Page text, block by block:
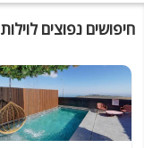
חיפושים נפוצים לוילות